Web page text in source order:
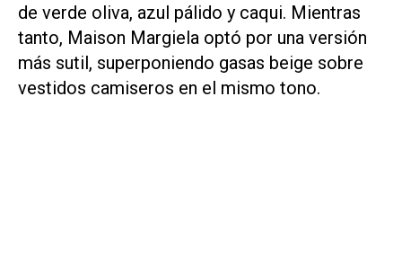
de verde oliva, azul pálido y caqui. Mientras
tanto, Maison Margiela optó por una versión
más sutil, superponiendo gasas beige sobre
vestidos camiseros en el mismo tono.